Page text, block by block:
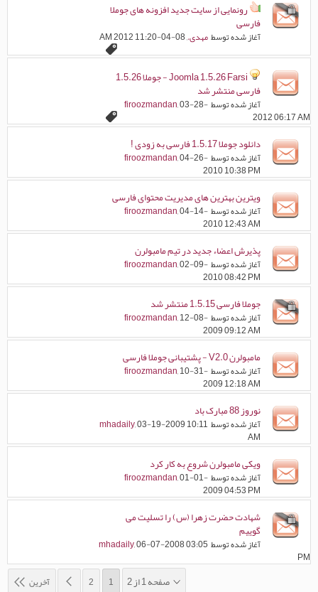
رونمایی از سایت جدید افزونه های جوملا
فارسی
آغاز شده توسطمهدی., 08-04-2012 11:20 AM
Joomla 1.5.26 Farsi - جوملا 1.5.26
فارسی منتشر شد
آغاز شده توسط firoozmandan, 03-28-
2012 06:17 AM
دانلود جوملا 1.5.17 فارسی به زودی !
آغاز شده توسط firoozmandan, 04-26-
2010 10:38 PM
ویترین بهترین های مدیریت محتوای فارسی
آغاز شده توسط firoozmandan, 04-14-
2010 12:43 AM
پذیرش اعضاء جدید در تیم مامبولرن
آغاز شده توسط firoozmandan, 02-09-
2010 08:42 PM
جوملا فارسی 1.5.15 منتشر شد
آغاز شده توسط firoozmandan, 12-08-
2009 09:12 AM
مامبولرن V2.0 - پشتیبانی جوملا فارسی
آغاز شده توسط firoozmandan, 10-31-
2009 12:18 AM
نوروز 88 مبارک باد
آغاز شده توسط mhadaily, 03-19-2009 10:11
AM
ویکی مامبولرن شروع به کار کرد
آغاز شده توسط firoozmandan, 01-01-
2009 04:53 PM
شهادت حضرت زهرا (س) را تسلیت می
گوییم
آغاز شده توسط mhadaily, 06-07-2008 03:05
PM
صفحه 1 از 2 1
2
آخرین